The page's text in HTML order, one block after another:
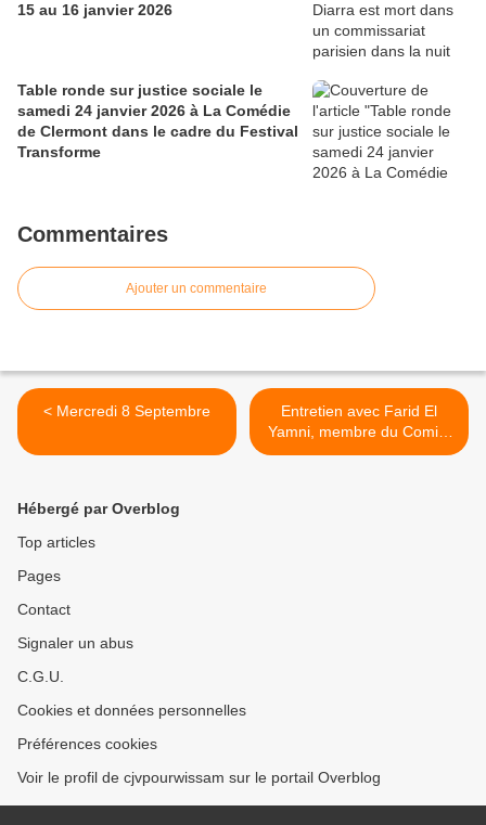
15 au 16 janvier 2026
Table ronde sur justice sociale le
samedi 24 janvier 2026 à La Comédie
de Clermont dans le cadre du Festival
Transforme
Commentaires
Ajouter un commentaire
< Mercredi 8 Septembre
Entretien avec Farid El
Yamni, membre du Comité
Vérité pour Wissam El
Hébergé par Overblog
Top articles
Pages
Contact
Signaler un abus
C.G.U.
Cookies et données personnelles
Préférences cookies
Voir le profil de cjvpourwissam sur le portail Overblog